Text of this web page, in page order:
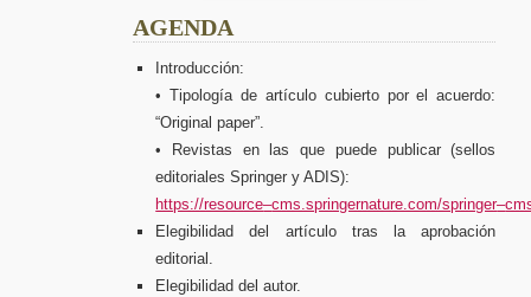
AGENDA
Introducción:
• Tipología de artículo cubierto por el acuerdo:
“Original paper”.
•
Revistas en las que puede publicar (sellos
editoriales Springery ADIS):
https://resource–cms.springernature.com/springer–
Elegibilidad del artículo tras la aprobación
editorial.
Elegibilidad del autor.